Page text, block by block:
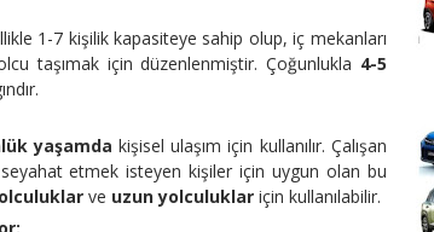
1-7 kişilik kapasiteye sahip olup, iç mekanları
taşımak için düzenlenmiştir. Çoğunlukla 4-5
yaşamda kişisel ulaşım için kullanılır. Çalışan
etmek isteyen kişiler için uygun olan bu
ve uzun yolculuklar için kullanılabilir.